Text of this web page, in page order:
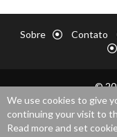
Sobre Contato
©
We use cookies to give
continuing your visit to
Read more and set